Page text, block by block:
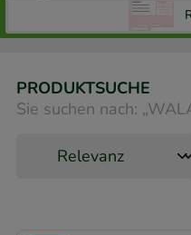
PRODUKTSUCHE
Sie suchen nach: „